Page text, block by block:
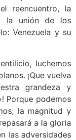
reencuentro, la
la unión de los
Venezuela y su
luchemos
¡Que vuelva
grandeza y
Porque podemos
la magnitud y
a la gloria
las adversidades